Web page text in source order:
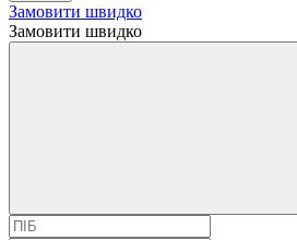
Замовити швидко
Замовити швидко